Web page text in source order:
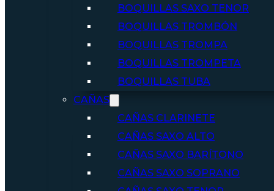
BOQUILLAS SAXO TENOR
BOQUILLAS TROMBÓN
BOQUILLAS TROMPA
BOQUILLAS TROMPETA
BOQUILLAS TUBA
CAÑAS
CAÑAS CLARINETE
CAÑAS SAXO ALTO
CAÑAS SAXO BARÍTONO
CAÑAS SAXO SOPRANO